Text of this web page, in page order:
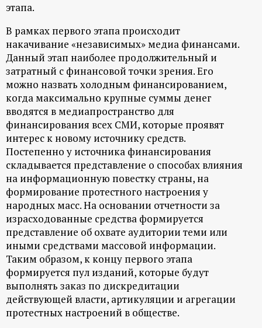
этапа.
В рамках первого этапа происходит
накачивание «независимых» медиа финансами.
Данный этап наиболее продолжительный и
затратный с финансовой точки зрения. Его
можно назвать холодным финансированием,
когда максимально крупные суммы денег
вводятся в медиапространство для
финансирования всех СМИ, которые проявят
интерес к новому источнику средств.
Постепенно у источника финансирования
складывается представление о способах влияния
на информационную повестку страны, на
формирование протестного настроения у
народных масс. На основании отчетности за
израсходованные средства формируется
представление об охвате аудитории теми или
иными средствами массовой информации.
Таким образом, к концу первого этапа
формируется пул изданий, которые будут
выполнять заказ по дискредитации
действующей власти, артикуляции и агрегации
протестных настроений в обществе.